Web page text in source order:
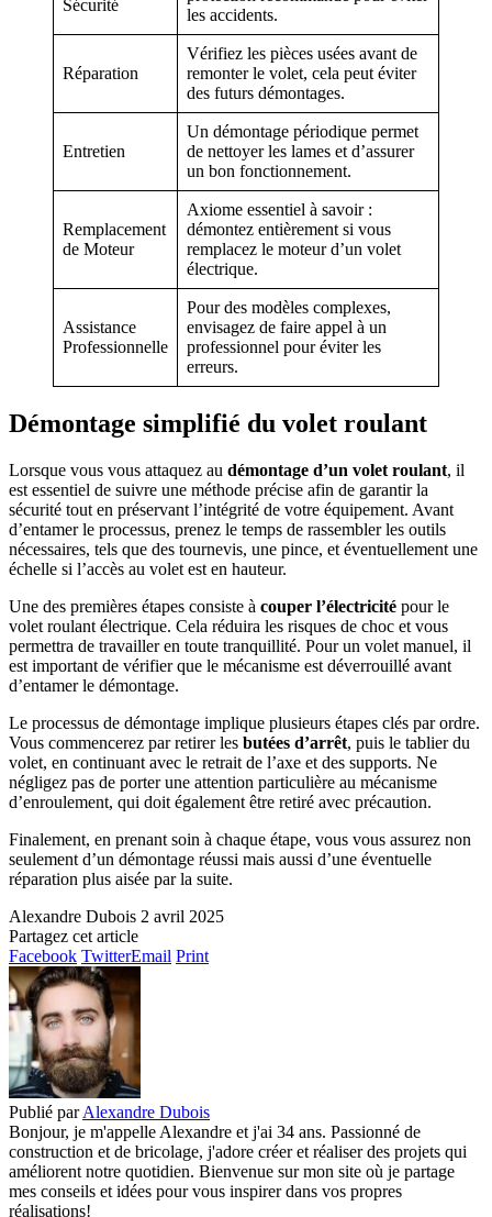
Sécurité
les accidents.
Réparation
Vérifiez les pièces usées avant de
remonter le volet, cela peut éviter
des futurs démontages.
Entretien
Un démontage périodique permet
de nettoyer les lames et d’assurer
un bon fonctionnement.
Remplacement
de Moteur
Axiome essentiel à savoir :
démontez entièrement si vous
remplacez le moteur d’un volet
électrique.
Assistance
Professionnelle
Pour des modèles complexes,
envisagez de faire appel à un
professionnel pour éviter les
erreurs.
Démontage simplifié du volet roulant
Lorsque vous vous attaquez au démontage d’un volet roulant, il
est essentiel de suivre une méthode précise afin de garantir la
sécurité tout en préservant l’intégrité de votre équipement. Avant
d’entamer le processus, prenez le temps de rassembler les outils
nécessaires, tels que des tournevis, une pince, et éventuellement une
échelle si l’accès au volet est en hauteur.
Une des premières étapes consiste à couper l’électricité pour le
volet roulant électrique. Cela réduira les risques de choc et vous
permettra de travailler en toute tranquillité. Pour un volet manuel, il
est important de vérifier que le mécanisme est déverrouillé avant
d’entamer le démontage.
Le processus de démontage implique plusieurs étapes clés par ordre.
Vous commencerez par retirer les butées d’arrêt, puis le tablier du
volet, en continuant avec le retrait de l’axe et des supports. Ne
négligez pas de porter une attention particulière au mécanisme
d’enroulement, qui doit également être retiré avec précaution.
Finalement, en prenant soin à chaque étape, vous vous assurez non
seulement d’un démontage réussi mais aussi d’une éventuelle
réparation plus aisée par la suite.
Alexandre Dubois 2 avril 2025
Partagez cet article
Facebook TwitterEmail Print
Publié par Alexandre Dubois
Bonjour, je m'appelle Alexandre et j'ai 34 ans. Passionné de
construction et de bricolage, j'adore créer et réaliser des projets qui
améliorent notre quotidien. Bienvenue sur mon site où je partage
mes conseils et idées pour vous inspirer dans vos propres
réalisations!